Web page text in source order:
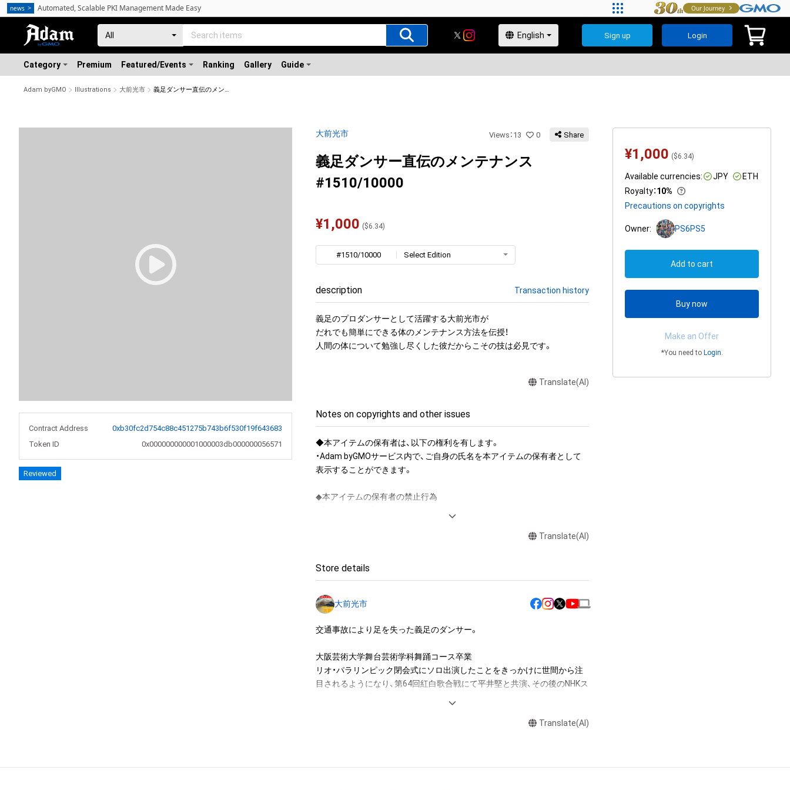
Sign up Login
Category Premium Featured/Events Ranking Gallery Guide
Adam byGMO Illustrations 大前光市 義足ダンサー直伝のメンテナンス
Contract Address
0xb30fc2d754c88c451275b743b6f530f19f643683
Token ID
0x000000000001000003db000000056571
Reviewed
大前光市 Views ： 13 0 Share
義足ダンサー直伝のメンテナンス
#1510/10000
¥1,000 ($6.34)
#1510/10000 Select Edition
description Transaction history
義足のプロダンサーとして活躍する大前光市が
だれでも簡単にできる体のメンテナンス方法を伝授！
人間の体について勉強し尽くした彼だからこその技は必見です。
Translate(AI)
Notes on copyrights and other issues
◆本アイテムの保有者は、以下の権利を有します。
・Adam byGMOサービス内で、ご自身の氏名を本アイテムの保有者として
表示することができます。
◆本アイテムの保有者の禁止行為
◆本アイテムに関する注意事項
用新案権、商標権、意匠権その他の知的財産権(それらの権利を取得し、又は
は、本アイテムの著作権を有する方、著作隣接権の権利者またはその管理委
有していたとしても、本アイテムに関する創作物にかかる知的財産権を有
することを意味しません。
・本アイテムの著作権を有する方、著作隣接権の権利者またはその管理委託
を受けている者からの事前の同意なしに、上記の「本アイテムの保有者が有
(改変、公開、配布、逆コンパイル、リバースエンジニアリングを含みますが、
Translate(AI)
Store details
大前光市
交通事故により足を失った義足のダンサー。
大阪芸術大学舞台芸術学科舞踊コース卒業
リオ・パラリンピック閉会式にソロ出演したことをきっかけに世間から注
目されるようになり、第64回紅白歌合戦にて平井堅と共演、その後のNHKス
レビ、ラジオ、PanasonicのCM、GQなどのファッション雑誌やメディアへ
Translate(AI)
¥1,000 ($6.34)
Available currencies: JPY
ETH
Royalty：10%
Precautions on copyrights
Owner: PS6PS5
Add to cart
Buy now
Make an Offer
*You need to Login.
Our Journey
news Automated, Scalable PKI Management Made Easy